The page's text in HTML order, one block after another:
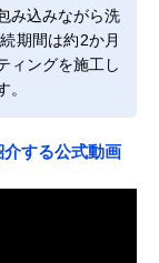
み込みながら洗
期間は約2か月
ィングを施工し
する公式動画